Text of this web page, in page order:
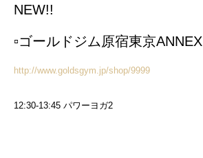
NEW!!
▫︎ゴールドジム原宿東京ANNEX
http://www.goldsgym.jp/shop/9999
12:30-13:45 パワーヨガ2